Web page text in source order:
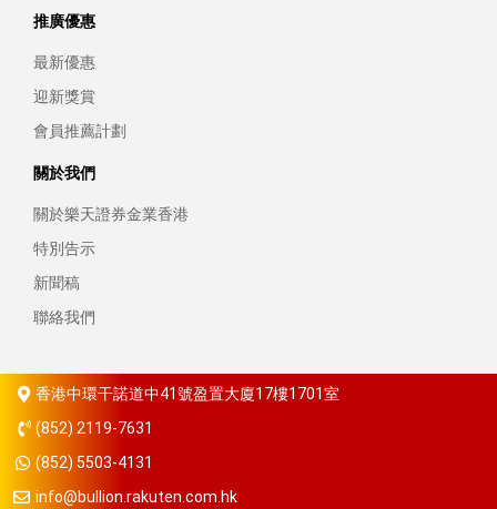
推廣優惠
最新優惠
迎新獎賞
會員推薦計劃
關於我們
關於樂天證券金業香港
特別告示
新聞稿
聯絡我們
香港中環干諾道中41號盈置大廈17樓1701室
(852) 2119-7631
(852) 5503-4131
info@bullion.rakuten.com.hk